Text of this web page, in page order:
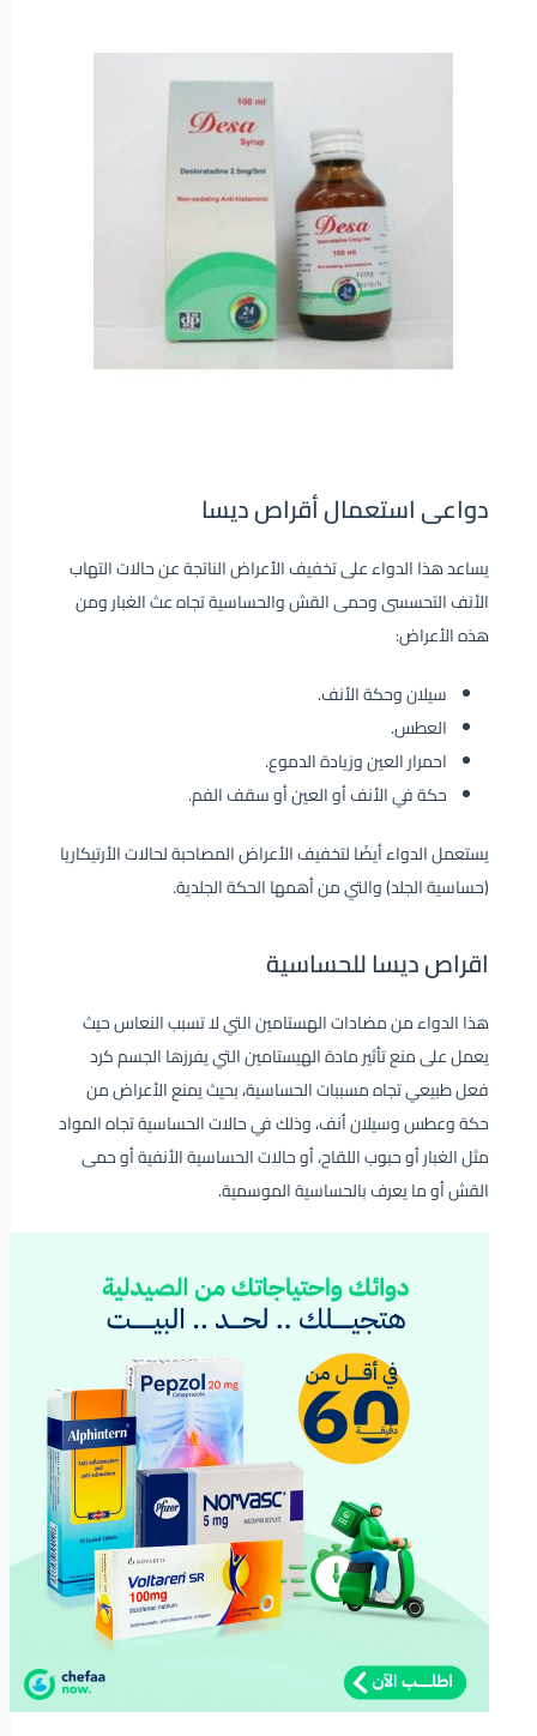
دواعى استعمال أقراص ديسا
يساعد هذا الدواء على تخفيف الأعراض الناتجة عن حالات التهاب
الأنف التحسسى وحمى القش والحساسية تجاه عث الغبار ومن
هذه الأعراض:
سيلان وحكة الأنف.
العطس.
احمرار العين وزيادة الدموع.
حكة في الأنف أو العين أو سقف الفم.
يستعمل الدواء أيضًا لتخفيف الأعراض المصاحبة لحالات الأرتيكاريا
(حساسية الجلد) والتي من أهمها الحكة الجلدية.
اقراص ديسا للحساسية
هذا الدواء من مضادات الهستامين التي لا تسبب النعاس حيث
يعمل على منع تأثير مادة الهيستامين التي يفرزها الجسم كرد
فعل طبيعي تجاه مسببات الحساسية، بحيث يمنع الأعراض من
حكة وعطس وسيلان أنف، وذلك في حالات الحساسية تجاه المواد
مثل الغبار أو حبوب اللقاح، أو حالات الحساسية الأنفية أو حمى
القش أو ما يعرف بالحساسية الموسمية.